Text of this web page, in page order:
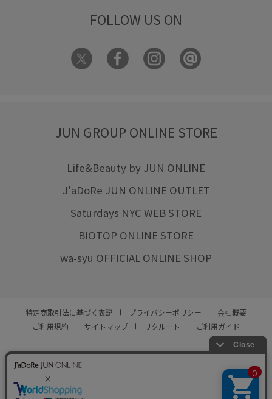
FOLLOW US ON
JUN GROUP ONLINE STORE
Life&Beauty by JUN ONLINE
J'aDoRe JUN ONLINE OUTLET
Saturdays NYC WEB STORE
BIOTOP ONLINE STORE
wa-syu OFFICIAL ONLINE SHOP
特定商取引法に基づく表記 プライバシーポリシー
会社概要
ご利用規約
サイトマップ リクルート ご利用ガイド
© JUN CO.,LTD. ALL RIGHTS RESERVED.